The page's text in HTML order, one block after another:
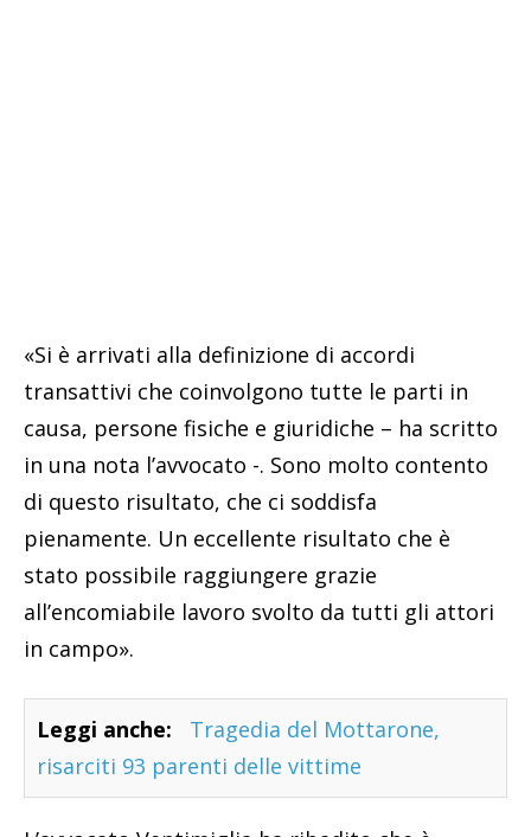
«Si è arrivati alla definizione di accordi
transattivi che coinvolgono tutte le parti in
causa, persone fisiche e giuridiche – ha scritto
in una nota l’avvocato -. Sono molto contento
di questo risultato, che ci soddisfa
pienamente. Un eccellente risultato che è
stato possibile raggiungere grazie
all’encomiabile lavoro svolto da tutti gli attori
in campo».
Leggi anche:
Tragedia del Mottarone,
risarciti 93 parenti delle vittime